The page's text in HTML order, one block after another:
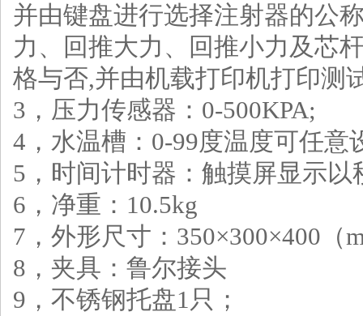
并由键盘进行选择注射器的公
力、回推大力、回推小力及芯
格与否,并由机载打印机打印测
3，压力传感器：0-500KPA;
4，水温槽：0-99度温度可任意
5，时间计时器：触摸屏显示以
6，净重：10.5kg
7，外形尺寸：350×300×400（
8，夹具：鲁尔接头
9，不锈钢托盘1只；